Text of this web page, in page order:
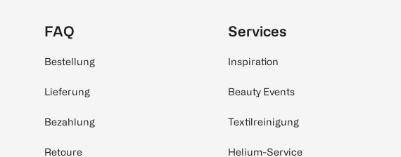
FAQ
Bestellung
Lieferung
Bezahlung
Retoure
Services
Inspiration
Beauty Events
Textilreinigung
Helium-Service